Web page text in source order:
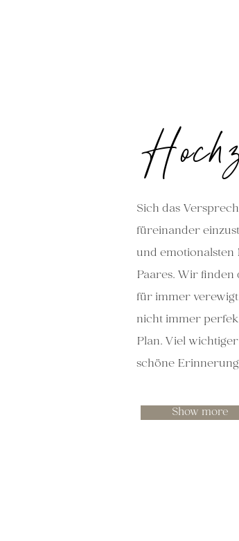
Sich das
füreinander
und
Paares. Wir
fürimmerverewigt
nicht immer
Plan. Viel
schöne
Show more